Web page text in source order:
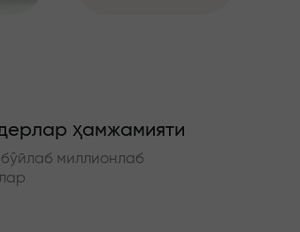
ҳамжамияти
бўйлаб миллионлаб